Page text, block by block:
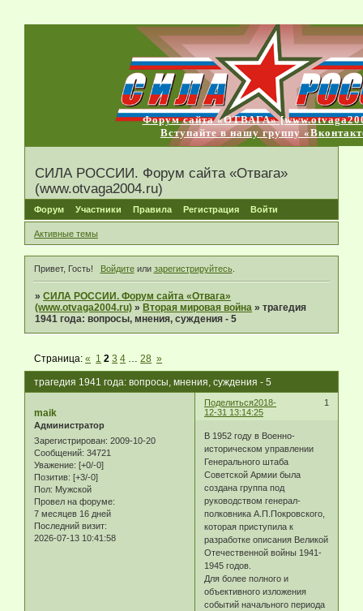
Форум сайта «ОТВАГА»
Вступайте в нашу группу
СИЛА РОССИИ. Форум сайта «Отвага»
(www.otvaga2004.ru)
Форум Участники Правила Регистрация Войти
Активные темы
Привет, Гость! Войдитеили зарегистрируйтесь.
»СИЛА РОССИИ. Форум сайта «Отвага»
(www.otvaga2004.ru) » Вторая мировая война »трагедия
1941 года: вопросы, мнения, суждения - 5
трагедия 1941 года: вопросы, мнения, суждения - 5
Страница:« 1 2 3 4 28 »
Поделиться 1
2018-
12-31 13:14:25
maik
Администратор
Зарегистрирован: 2009-10-20
Сообщений: 34721
Уважение: [+0/-0]
Позитив: [+3/-0]
Пол: Мужской
Провел на форуме:
7 месяцев 16 дней
Последний визит:
2026-07-13 10:41:58
В 1952 году в Военно-
историческом управлении
Генерального штаба
Советской Армии была
создана группа под
руководством генерал-
полковника А.П.Покровского,
которая приступила к
разработке описания Великой
Отечественной войны 1941-
1945 годов.
Для более полного и
объективного изложения
событий начального периода